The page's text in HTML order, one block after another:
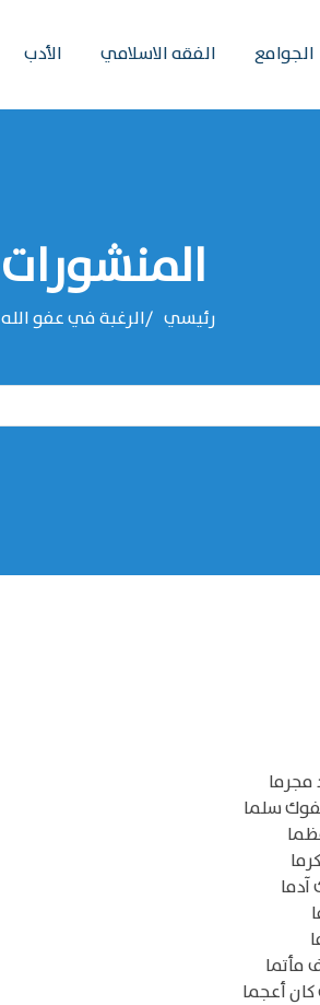
الجوامع الفقه الاسلامي الأدب
المنشورات
رئيسي الرغبة في عفو الله
مجرما
سلما
مأتما
أعجما